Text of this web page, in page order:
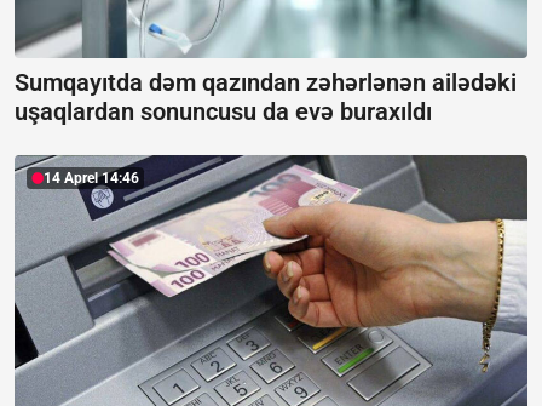
Sumqayıtda dəm qazından zəhərlənən ailədəki
uşaqlardan sonuncusu da evə buraxıldı
14 Aprel 14:46